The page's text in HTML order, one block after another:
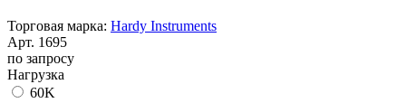
Торговая марка: Hardy Instruments
Арт. 1695
по запросу
Нагрузка
60K